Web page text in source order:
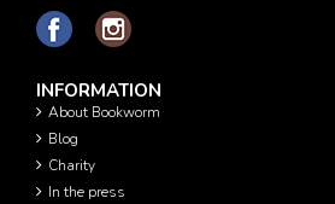
INFORMATION
About Bookworm
Blog
Charity
In the press